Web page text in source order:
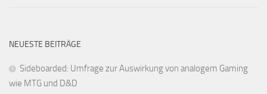
NEUESTE BEITRÄGE
Sideboarded: Umfrage zur Auswirkung von analogem Gaming
wie MTG und D&D